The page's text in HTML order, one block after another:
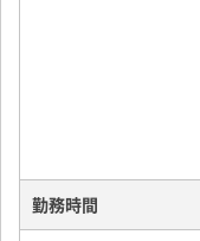
勤務時間